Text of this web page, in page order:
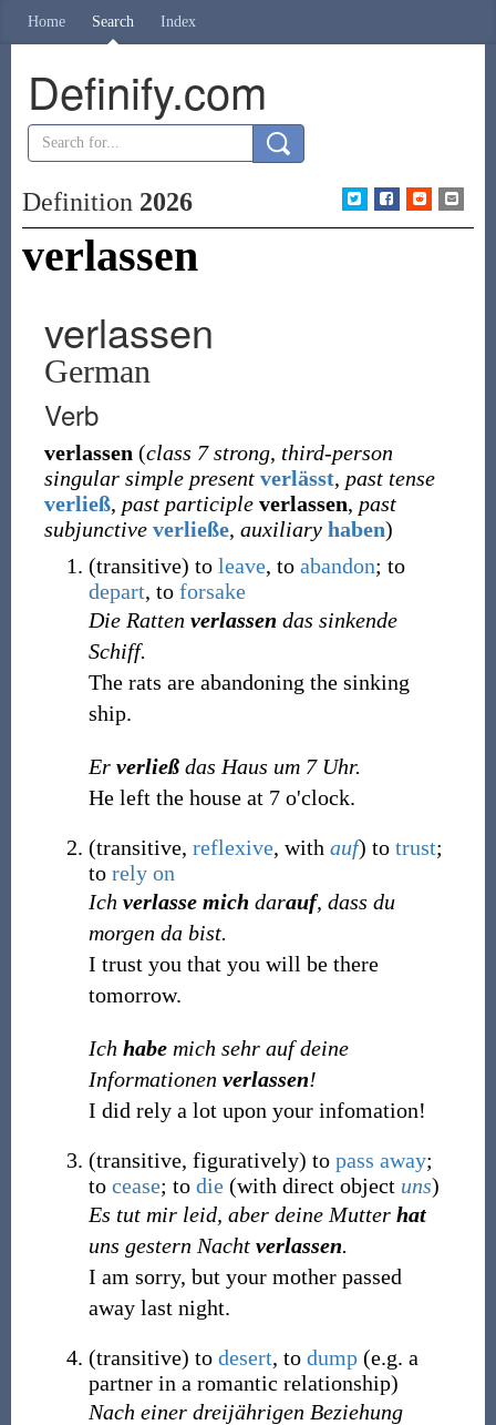
Home Search Index
Definify.com
Definition 2026
verlassen
verlassen
German
Verb
verlassen (class 7 strong, third-person
singular simple present verlässt, past tense
verließ, past participle verlassen, past
subjunctive verließe, auxiliary haben)
(transitive) to leave, to abandon; to
depart, to forsake
Die Ratten verlassen das sinkende
Schiff.
The rats are abandoning the sinking
ship.
Er verließdas Haus um 7 Uhr.
He left the house at 7 o'clock.
(transitive, reflexive, with auf) to trust;
to rely on
Ich verlasse mich darauf, dass du
morgen da bist.
I trust you that you will be there
tomorrow.
Ich habemich sehr auf deine
Informationen verlassen!
I did rely a lot upon your infomation!
(transitive, figuratively) to pass away;
to cease; to die (with direct object uns)
Es tut mir leid, aber deine Mutter hat
uns gestern Nacht verlassen.
I am sorry, but your mother passed
away last night.
(transitive) to desert, to dump (e.g. a
partner in a romantic relationship)
Nach einer dreijährigen Beziehung